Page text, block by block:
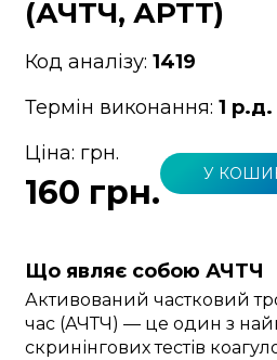
(АЧТЧ, АРТТ)
Код аналізу:1419
Термін виконання:1 р.д.
Ціна: грн.
160 грн. У
Що являє собою АЧТЧ
Активований частковий
час (АЧТЧ) — це один з
скринінгових тестів